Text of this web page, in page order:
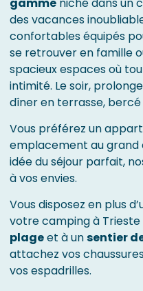
des vacances
confortables équipés
se retrouver en famille
spacieux espaces où
intimité. Le soir,
dîner en terrasse,
Vous préférez un
emplacement au grand
idée du séjour parfait,
à vos envies.
Vous disposez en plus
votre camping à Trieste
plageet à unsentier
attachez vos
vos espadrilles.